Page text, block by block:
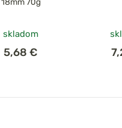
18mm 70g
skladom
5,68 €